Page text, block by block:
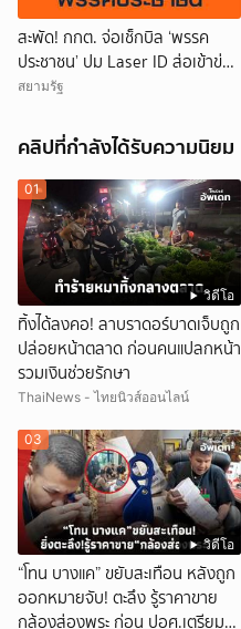
สะพัด! กกต. จ่อเช็กบิล ‘พรรค
ประชาชน’ ปม Laser ID ส่อเข้าข่าย
ยุบพรรคตาม ม.92
สยามรัฐ
คลิปที่กำลังได้รับความนิยม
วิดีโอ
01
ทิ้งได้ลงคอ! ลาบราดอร์บาดเจ็บถูก
ปล่อยหน้าตลาด ก่อนคนแปลกหน้า
รวมเงินช่วยรักษา
ThaiNews - ไทยนิวส์ออนไลน์
วิดีโอ
03
“โทน บางแค” ขยับสะเทือน หลังถูก
ออกหมายจับ! ตะลึง รู้ราคาขาย
กล้องส่องพระ ก่อน ปอศ.เตรียม